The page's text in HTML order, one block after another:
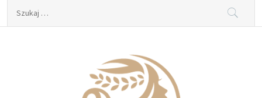
Szukaj:
Dama Idealna